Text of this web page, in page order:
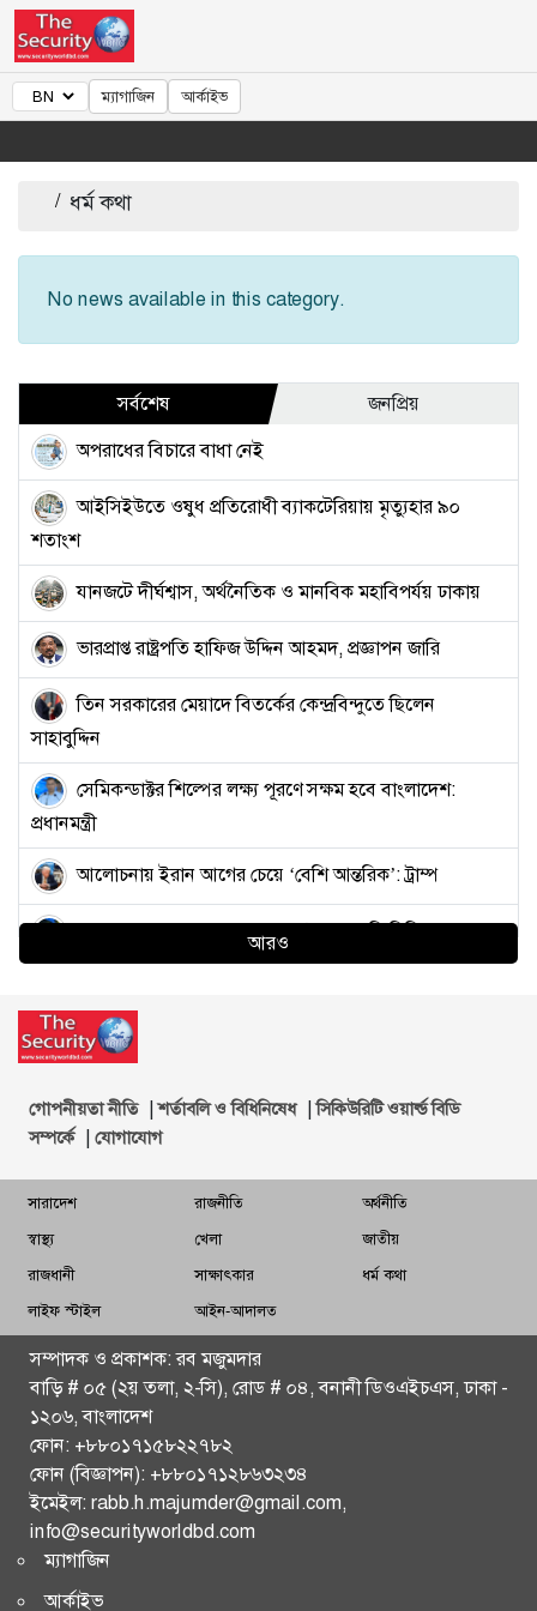
ম্যাগাজিন আর্কাইভ
/ ধর্ম কথা
No news available in this category.
সর্বশেষ
জনপ্রিয়
অপরাধের বিচারে বাধা নেই
আইসিইউতে ওষুধ প্রতিরোধী ব্যাকটেরিয়ায় মৃত্যুহার ৯০
শতাংশ
যানজটে দীর্ঘশ্বাস, অর্থনৈতিক ও মানবিক মহাবিপর্যয় ঢাকায়
ভারপ্রাপ্ত রাষ্ট্রপতি হাফিজ উদ্দিন আহমদ, প্রজ্ঞাপন জারি
তিন সরকারের মেয়াদে বিতর্কের কেন্দ্রবিন্দুতে ছিলেন
সাহাবুদ্দিন
সেমিকন্ডাক্টর শিল্পের লক্ষ্য পূরণে সক্ষম হবে বাংলাদেশ:
প্রধানমন্ত্রী
আলোচনায় ইরান আগের চেয়ে ‘বেশি আন্তরিক’: ট্রাম্প
ভারতে ক্ষুব্ধ তরুণদের হাতে মার খাচ্ছে ‘গোদি মিডিয়ার’
সাংবাদিকরা
কাফরুলে দুর্বৃত্তদের এলোপাতাড়ি গুলিতে যুবদল কর্মী নিহত,
আহত ২
বায়ু ও শব্দদূষণ রোধে কঠোর পদক্ষেপের নির্দেশ প্রধানমন্ত্রীর
খুলে দেওয়া হয়েছে কাপ্তাই বাঁধের ১৬ জলকপাট
রাজধানীর আরও ৫০ স্থানে স্বয়ংক্রিয় ট্রাফিক সিগন্যাল চালুর
নির্দেশ প্রধানমন্ত্রীর
পূর্ণমাত্রায় অভিযানের হুঁশিয়ারি ইরানের
গাজায় ইসরায়েলি হামলা, নিহত অন্তত ১৪
চট্টগ্রাম বিভাগ ছাড়া সারা দেশে এইচএসসি পরীক্ষা চলবে: শিক্ষা
উপদেষ্টা
বাণিজ্য চুক্তির বিনিময়ে হরমুজের ২০% শুল্ক প্রত্যাহারের
ঘোষণা ট্রাম্পের
আরও
গোপনীয়তা নীতি |শর্তাবলি ও বিধিনিষেধ |সিকিউরিটি ওয়ার্ল্ড বিডি
সম্পর্কে | যোগাযোগ
সারাদেশ রাজনীতি
অর্থনীতি
স্বাস্থ্য
খেলা
জাতীয়
রাজধানী
সাক্ষাৎকার
ধর্ম কথা
লাইফ স্টাইল
আইন-আদালত
সম্পাদক ও প্রকাশক: রব মজুমদার
বাড়ি # ০৫ (২য় তলা, ২-সি), রোড # ০৪, বনানী ডিওএইচএস, ঢাকা -
১২০৬, বাংলাদেশ
ফোন: +৮৮০১৭১৫৮২২৭৮২
ফোন (বিজ্ঞাপন): +৮৮০১৭১২৮৬৩২৩৪
ইমেইল: rabb.h.majumder@gmail.com,
info@securityworldbd.com
ম্যাগাজিন
আর্কাইভ